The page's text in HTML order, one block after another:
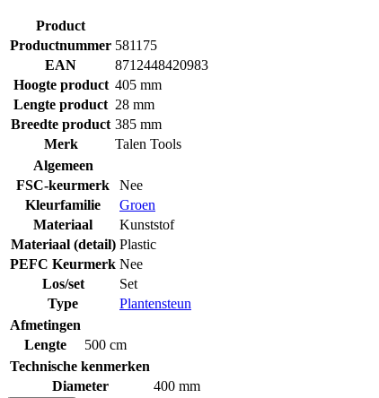
Product
Productnummer 581175
EAN
8712448420983
Hoogte product 405 mm
Lengte product 28 mm
Breedte product 385 mm
Merk
Talen Tools
Algemeen
FSC-keurmerk
Nee
Kleurfamilie
Groen
Materiaal
Kunststof
Materiaal (detail) Plastic
PEFC Keurmerk Nee
Los/set
Set
Type
Plantensteun
Afmetingen
Lengte
500 cm
Technische kenmerken
Diameter
400 mm